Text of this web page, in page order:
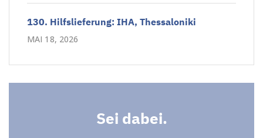
130. Hilfslieferung: IHA, Thessaloniki
MAI 18, 2026
Sei dabei.